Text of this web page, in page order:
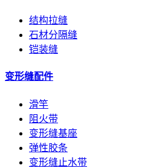
结构拉缝
石材分隔缝
铠装缝
变形缝配件
滑竿
阻火带
变形缝基座
弹性胶条
变形缝止水带